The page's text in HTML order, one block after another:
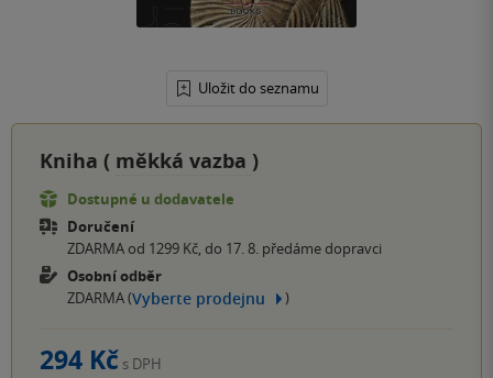
Uložit do seznamu
Kniha ( měkká vazba )
Dostupné u dodavatele
Doručení
ZDARMA od 1299 Kč, do 17. 8. předáme dopravci
Osobní odběr
ZDARMA (Vyberte prodejnu )
294 Kč s DPH